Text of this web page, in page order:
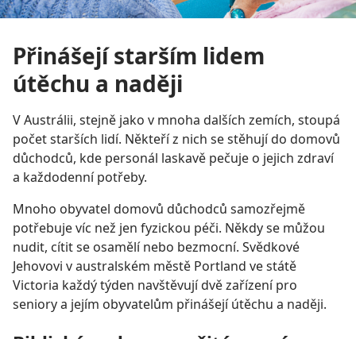
Přinášejí starším lidem
útěchu a naději
V Austrálii, stejně jako v mnoha dalších zemích, stoupá
počet starších lidí. Někteří z nich se stěhují do domovů
důchodců, kde personál laskavě pečuje o jejich zdraví
a každodenní potřeby.
Mnoho obyvatel domovů důchodců samozřejmě
potřebuje víc než jen fyzickou péči. Někdy se můžou
nudit, cítit se osamělí nebo bezmocní. Svědkové
Jehovovi v australském městě Portland ve státě
Victoria každý týden navštěvují dvě zařízení pro
seniory a jejím obyvatelům přinášejí útěchu a naději.